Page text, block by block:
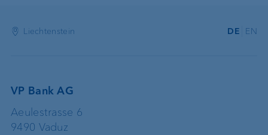
Liechtenstein DE EN
VP Bank AG
Aeulestrasse 6
9490 Vaduz